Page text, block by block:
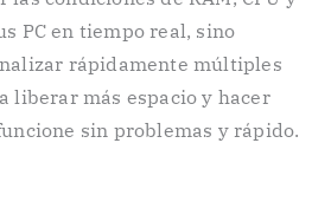
PC en tiempo real, sino
rápidamente múltiples
liberar más espacio y hacer
sin problemas y rápido.